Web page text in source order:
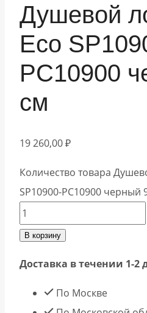
Душевой
Eco
PC10900
см
19 260,00₽
Количество товара
SP10900-PC10900 черный
В корзину
Доставка в течении 1-2
По Москве